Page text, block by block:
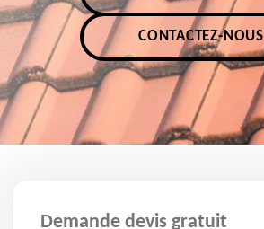
CONTACTEZ-NOUS
Demande devis gratuit